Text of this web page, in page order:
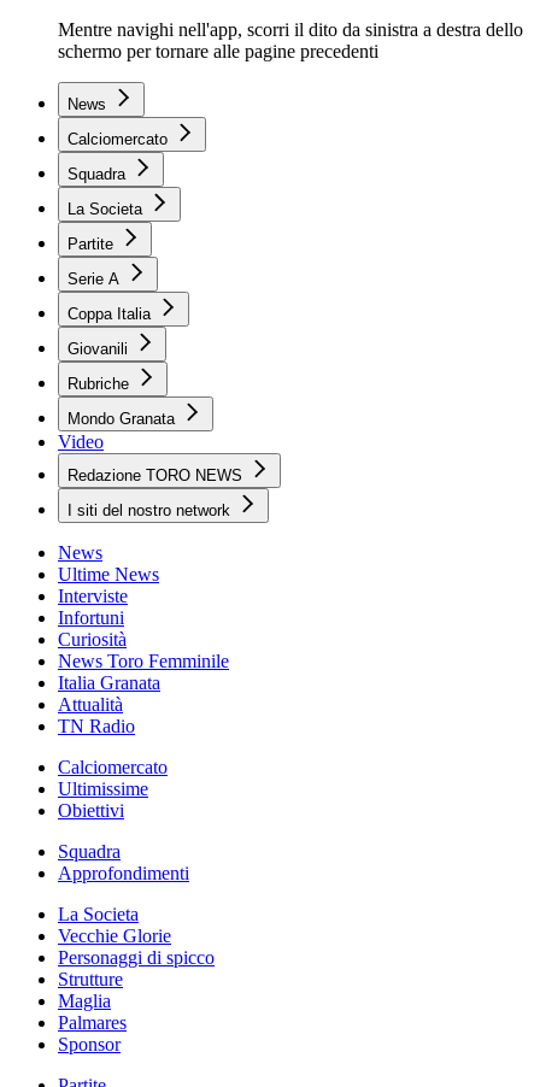
Mentre navighi nell'app, scorri il dito da sinistra a destra dello
schermo per tornare alle pagine precedenti
News
Calciomercato
Squadra
La Societa
Partite
Serie A
Coppa Italia
Giovanili
Rubriche
Mondo Granata
Video
Redazione TORO NEWS
I siti del nostro network
News
Ultime News
Interviste
Infortuni
Curiosità
News Toro Femminile
Italia Granata
Attualità
TN Radio
Calciomercato
Ultimissime
Obiettivi
Squadra
Approfondimenti
La Societa
Vecchie Glorie
Personaggi di spicco
Strutture
Maglia
Palmares
Sponsor